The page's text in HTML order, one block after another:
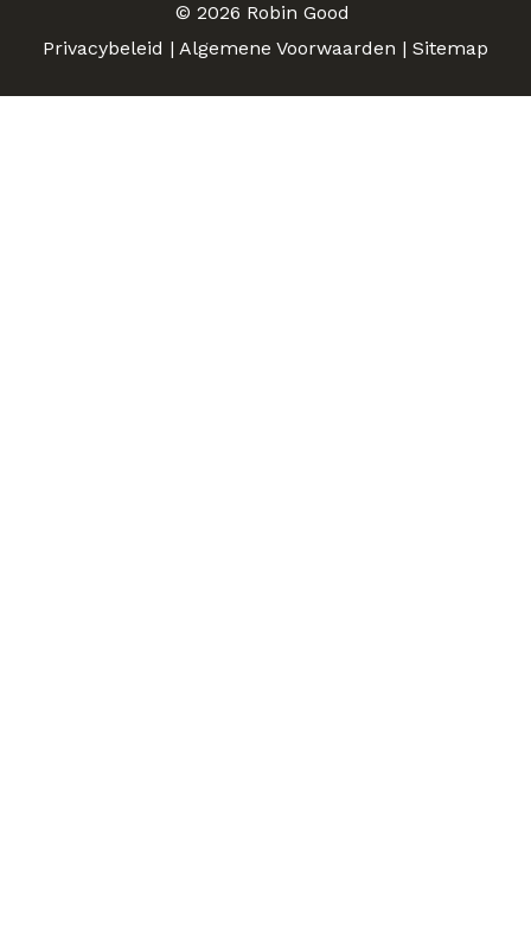
© 2026 Robin Good
Privacybeleid | Algemene Voorwaarden | Sitemap